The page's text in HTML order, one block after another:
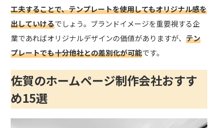
工夫することで、テンプレートを使用してもオリジナル感を
出していけるでしょう。 ブランドイメージを重要視する企
業であればオリジナルデザインの価値がありますが、テン
プレートでも十分他社との差別化が可能です。
佐賀のホームページ制作会社おすす
め15選